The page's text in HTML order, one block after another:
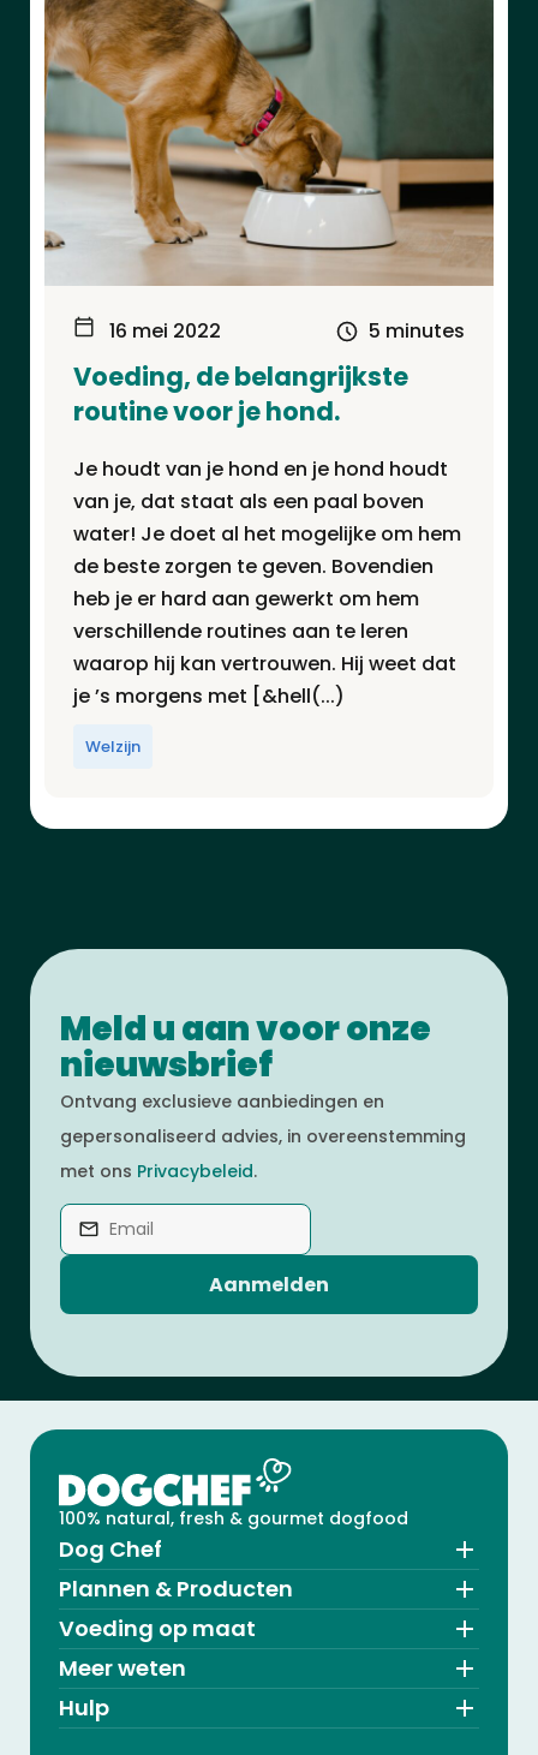
16 mei 2022 5 minutes
Voeding, de belangrijkste
routine voor je hond.
Je houdt van je hond en je hond houdt
van je, dat staat als een paal boven
water! Je doet al het mogelijke om hem
de beste zorgen te geven. Bovendien
heb je er hard aan gewerkt om hem
verschillende routines aan te leren
waarop hij kan vertrouwen. Hij weet dat
je ’s morgens met [&hell(...)
Welzijn
Meld u aan voor onze
nieuwsbrief
Ontvang exclusieve aanbiedingen en
gepersonaliseerd advies, in overeenstemming
met ons Privacybeleid.
Aanmelden
100% natural, fresh & gourmet dogfood
Dog Chef
Plannen & Producten
Voeding op maat
Meer weten
Hulp